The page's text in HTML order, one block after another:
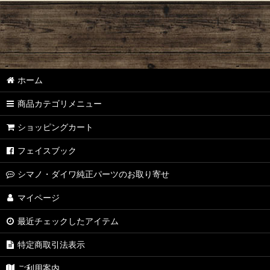
アベイル（シマノ用）
アベイル（ダイワ・アブ用）
ZPI
ZPI（ダイワ・アブ用）
スタジオコンポジット
ドライブ
カハラジャパン
NSクラフト
ダイワ・メガバス純正
ホーム
商品カテゴリメニュー
ショッピングカート
フェイスブック
シマノ・ダイワ純正パーツのお取り寄せ
マイページ
最近チェックしたアイテム
特定商取引法表示
ご利用案内